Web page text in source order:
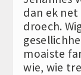
dan ek
droech.
moaiste
wie, wie